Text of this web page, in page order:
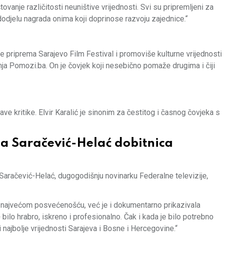
različitosti neuništive vrijednosti. Svi su pripremljeni za
nagrada onima koji doprinose razvoju zajednice.“
priprema Sarajevo Film Festival i promoviše kulturne vrijednosti
Pomozi.ba. On je čovjek koji nesebično pomaže drugima i čiji
kritike. Elvir Karalić je sinonim za čestitog i časnog čovjeka s
Saračević-Helać dobitnica
Helać, dugogodišnju novinarku Federalne televizije,
posvećenošću, već je i dokumentarno prikazivala
hrabro, iskreno i profesionalno. Čak i kada je bilo potrebno
vrijednosti Sarajeva i Bosne i Hercegovine.“